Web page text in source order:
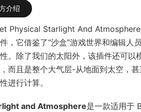
介绍
Physical Starlight And
，它借鉴了“沙盒”游戏世界和编辑人
。除了我们的太阳外，该插件还可以
而且是整个大气层-从地面到太空，
进行计算。
and Atmosphere是一款适用于